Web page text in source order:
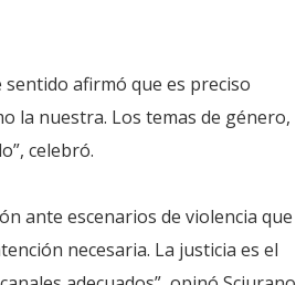
afirmó que es preciso
la nuestra. Los temas de género,
celebró.
ante escenarios de violencia que
necesaria. La justicia es el